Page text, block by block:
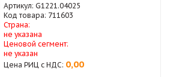
Артикул: G1221.04025
Код товара: 711603
Страна:
не указана
Ценовой сегмент:
не указан
Цена РИЦ с НДС: 0,00